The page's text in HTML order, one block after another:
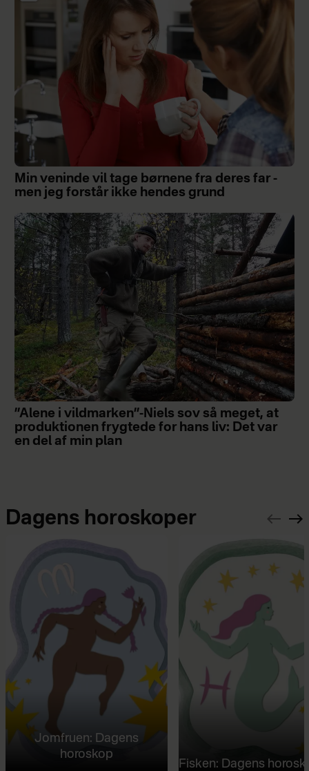
Min veninde vil tage børnene fra deres far -
men jeg forstår ikke hendes grund
”Alene i vildmarken”-Niels sov så meget, at
produktionen frygtede for hans liv: Det var
en del af min plan
Dagens horoskoper
Jomfruen: Dagens
horoskop
Fisken: Dagens